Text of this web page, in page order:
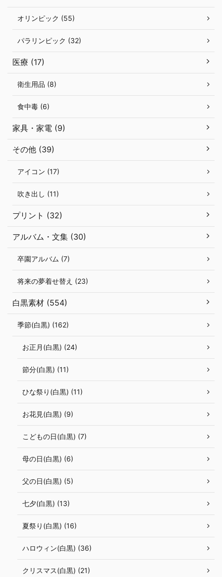
オリンピック (55)
パラリンピック (32)
医療 (17)
衛生用品 (8)
食中毒 (6)
家具・家電 (9)
その他 (39)
アイコン (17)
吹き出し (11)
プリント (32)
アルバム・文集 (30)
卒園アルバム (7)
将来の夢着せ替え (23)
白黒素材 (554)
季節(白黒) (162)
お正月(白黒) (24)
節分(白黒) (11)
ひな祭り(白黒) (11)
お花見(白黒) (9)
こどもの日(白黒) (7)
母の日(白黒) (6)
父の日(白黒) (5)
七夕(白黒) (13)
夏祭り(白黒) (16)
ハロウィン(白黒) (36)
クリスマス(白黒) (21)